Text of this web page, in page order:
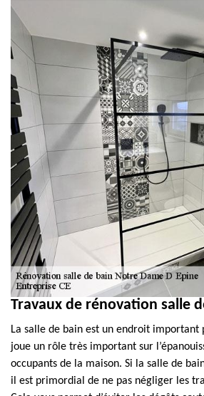
Travaux de rénovation salle
La salle de bain est un endroit important
joue un rôle très important sur
occupants de la maison. Si la salle de
il est primordial de ne pas négliger les